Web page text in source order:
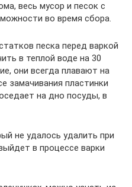
весь мусор и песок с
во время сбора.
песка перед варкой
в теплой воде на 30
они всегда плавают на
замачивания пластинки
на дно посуды, в
не удалось удалить при
в процессе варки